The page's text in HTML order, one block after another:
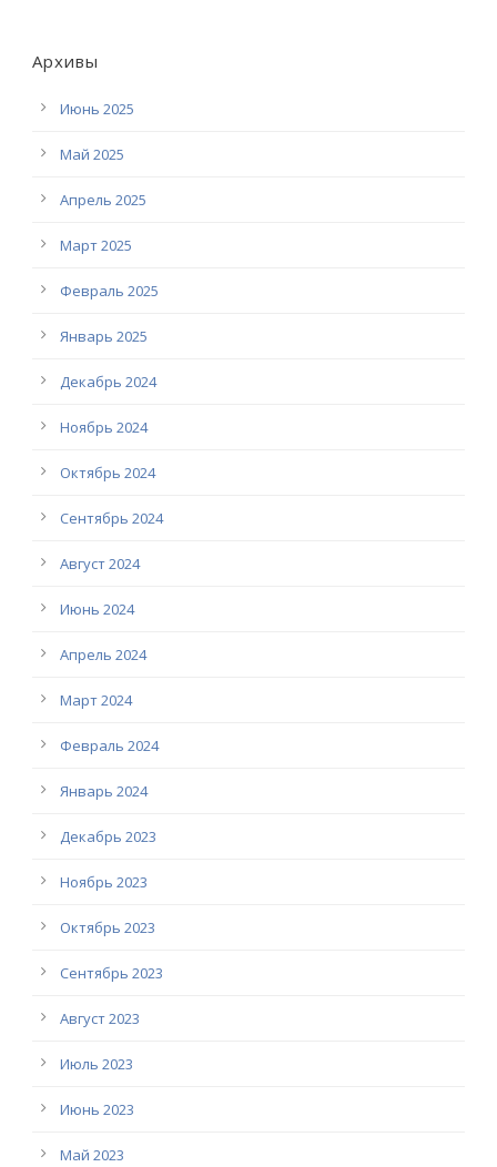
Архивы
Июнь 2025
Май 2025
Апрель 2025
Март 2025
Февраль 2025
Январь 2025
Декабрь 2024
Ноябрь 2024
Октябрь 2024
Сентябрь 2024
Август 2024
Июнь 2024
Апрель 2024
Март 2024
Февраль 2024
Январь 2024
Декабрь 2023
Ноябрь 2023
Октябрь 2023
Сентябрь 2023
Август 2023
Июль 2023
Июнь 2023
Май 2023